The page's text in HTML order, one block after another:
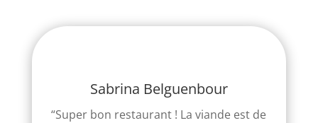
Sabrina Belguenbour
“Super bon restaurant ! La viande est de